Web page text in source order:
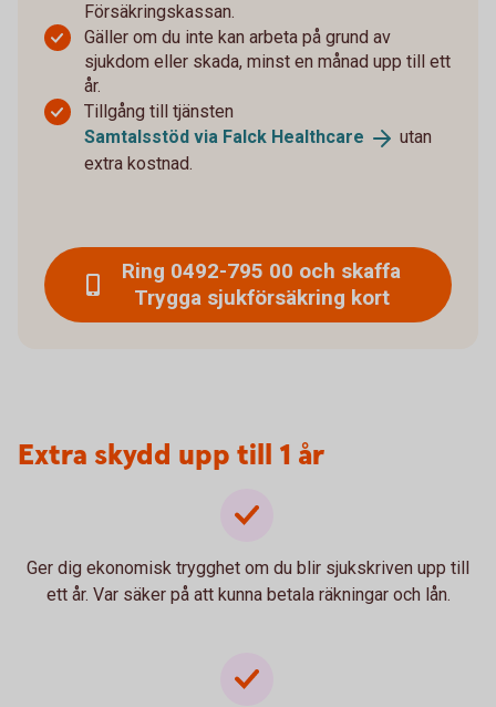
Försäkringskassan.
Gäller om du inte kan arbeta på grund av
sjukdom eller skada, minst en månad upp till ett
år.
Tillgång till tjänsten
Samtalsstöd via Falck Healthcare
utan
extra kostnad.
Ring 0492-795 00 och skaffa
Trygga sjukförsäkring kort
Extra skydd upp till 1 år
Ger dig ekonomisk trygghet om du blir sjukskriven upp till
ett år. Var säker på att kunna betala räkningar och lån.